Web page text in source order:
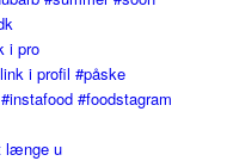
i pro
længe u